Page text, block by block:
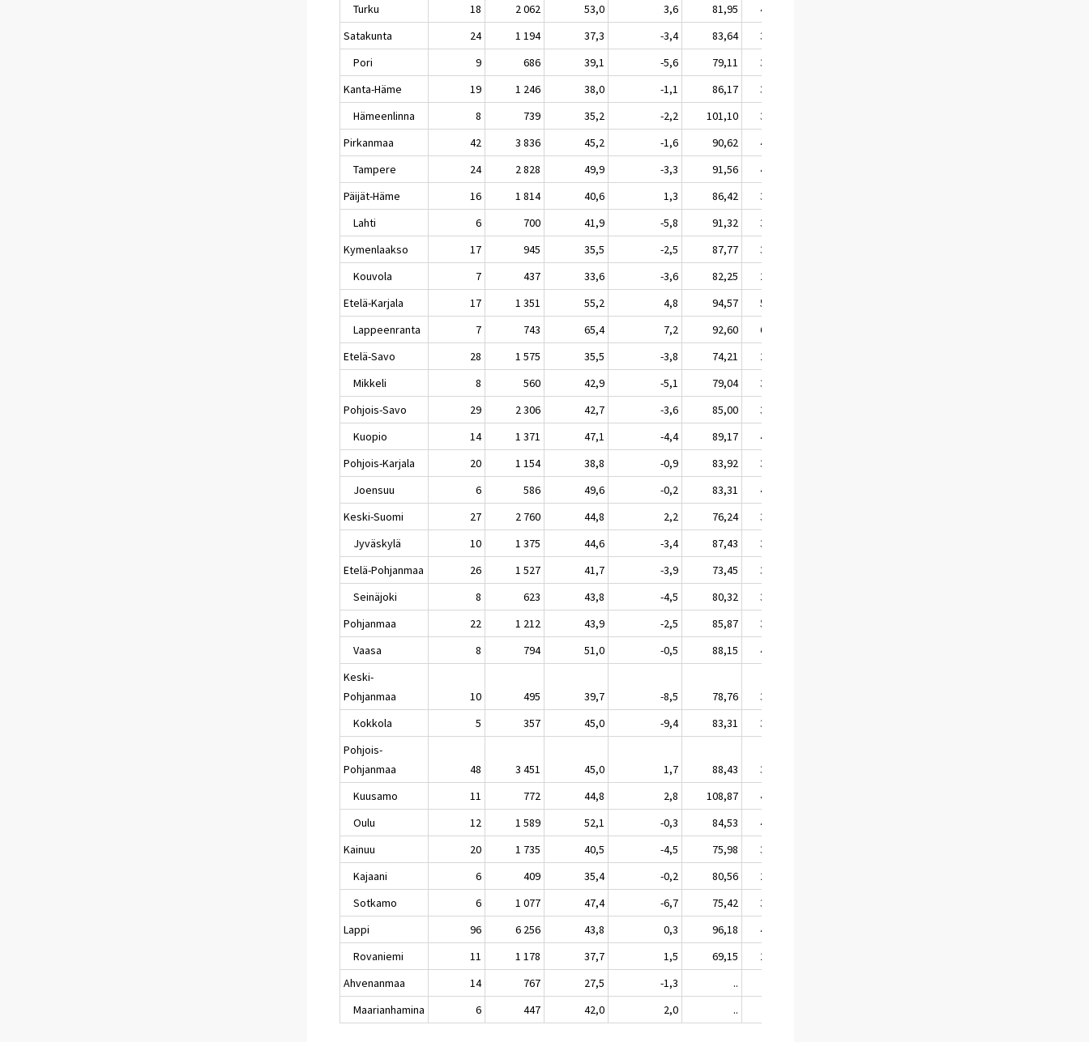
Turku
18 2 062 53,0 3,6 81,95
43,41
Satakunta
24 1 194 37,3 -3,4 83,64
31,20
Pori
9 686 39,1 -5,6 79,11
30,90
Kanta-Häme
19 1 246 38,0 -1,1 86,17
32,76
Hämeenlinna
8 739 35,2 -2,2 101,10
35,57
Pirkanmaa
42 3 836 45,2 -1,6 90,62
40,96
Tampere
24 2 828 49,9 -3,3 91,56
45,65
Päijät-Häme
16 1 814 40,6 1,3 86,42
35,05
Lahti
6 700 41,9 -5,8 91,32
38,24
Kymenlaakso
17 945 35,5 -2,5 87,77
31,20
Kouvola
7 437 33,6 -3,6 82,25
27,67
Etelä-Karjala
17 1 351 55,2 4,8 94,57
52,22
Lappeenranta
7 743 65,4 7,2 92,60
60,54
Etelä-Savo
28 1 575 35,5 -3,8 74,21
26,33
Mikkeli
8 560 42,9 -5,1 79,04
33,95
Pohjois-Savo
29 2 306 42,7 -3,6 85,00
36,26
Kuopio
14 1 371 47,1 -4,4 89,17
41,99
Pohjois-Karjala
20 1 154 38,8 -0,9 83,92
32,58
Joensuu
6 586 49,6 -0,2 83,31
41,35
Keski-Suomi
27 2 760 44,8 2,2 76,24
34,18
Jyväskylä
10 1 375 44,6 -3,4 87,43
39,02
Etelä-Pohjanmaa
26 1 527 41,7 -3,9 73,45
30,61
Seinäjoki
8 623 43,8 -4,5 80,32
35,15
Pohjanmaa
22 1 212 43,9 -2,5 85,87
37,68
Vaasa
8 794 51,0 -0,5 88,15
44,93
Keski-
Pohjanmaa
10 495 39,7 -8,5 78,76
31,25
Kokkola
5 357 45,0 -9,4 83,31
37,47
Pohjois-
Pohjanmaa
48 3 451 45,0 1,7 88,43
39,80
Kuusamo
11 772 44,8 2,8 108,87
48,76
Oulu
12 1 589 52,1 -0,3 84,53
44,08
Kainuu
20 1 735 40,5 -4,5 75,98
30,80
Kajaani
6 409 35,4 -0,2 80,56
28,49
Sotkamo
6 1 077 47,4 -6,7 75,42
35,74
Lappi
96 6 256 43,8 0,3 96,18
42,12
Rovaniemi
11 1 178 37,7 1,5 69,15
26,05
Ahvenanmaa
14 767 27,5 -1,3 ..
Maarianhamina
6 447 42,0 2,0 ..